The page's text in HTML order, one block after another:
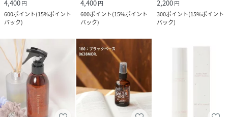
品番
FQ7206_2405
4,400円
600ポイント(15%ポイント
バック)
4,400円
600ポイント(15%ポイント
バック)
2,200円
300ポイント(15%ポイント
バック)